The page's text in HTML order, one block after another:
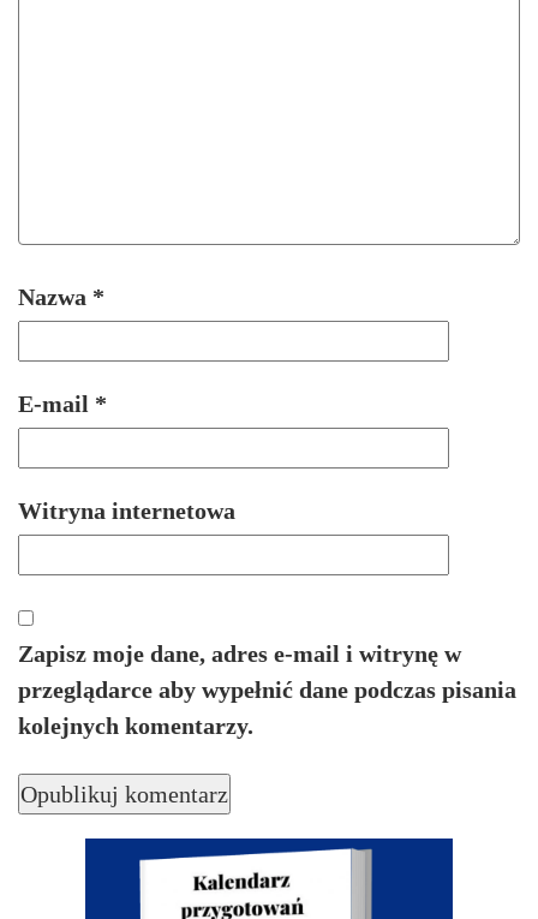
Nazwa *
E-mail *
Witryna internetowa
Zapisz moje dane, adres e-mail i witrynę w
przeglądarce aby wypełnić dane podczas pisania
kolejnych komentarzy.